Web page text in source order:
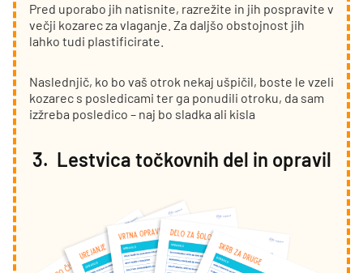
Pred uporabo jih natisnite, razrežite in jih pospravite v
večji kozarec za vlaganje. Za daljšo obstojnost jih
lahko tudi plastificirate.
Naslednjič, ko bo vaš otrok nekaj ušpičil, boste le vzeli
kozarec s posledicami ter ga ponudili otroku, da sam
izžreba posledico – naj bo sladka ali kisla
3. Lestvica točkovnih del in opravil